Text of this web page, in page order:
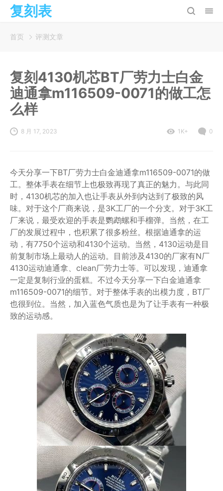
复刻表
首页 评测文章
复刻4130机芯BT厂劳力士白金
迪通拿m116509-0071的做工怎
么样
8 月 17, 2023 1K+ 0
今天分享一下BT厂劳力士白金迪通拿m116509-0071的做
工。整体手表在细节上也极致再现了真正的魅力。与此同
时，4130机芯的加入也让手表从外到内达到了极致的风
味。对于这个厂商来说，是3K工厂的一个分支。对于3K工
厂来说，最受欢迎的手表是鹦鹉螺和手榴弹。当然，在工
厂的发展过程中，也积累了很多粉丝。根据迪通拿的运
动，有7750个运动和4130个运动。当然，4130运动是目
前复制市场上最动人的运动。目前涉及4130的厂家有N厂
4130运动迪通拿、clean厂劳力士等。可以发现，迪通拿
一定是复制行业的蛋糕。不过今天分享一下白金迪通拿
m116509-0071的细节。对于整体手表的出模力度，BT厂
也很到位。当然，加入蓝色气质也是为了让手表有一种极
致的运动感。